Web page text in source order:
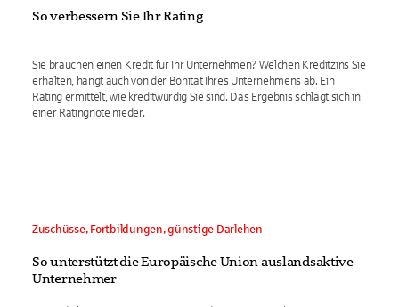
So verbessern Sie Ihr Rating
Sie brauchen einen Kredit für Ihr Unternehmen? Welchen Kreditzins Sie
erhalten, hängt auch von der Bonität Ihres Unternehmens ab. Ein
Rating ermittelt, wie kreditwürdig Sie sind. Das Ergebnis schlägt sich in
einer Ratingnote nieder.
Zuschüsse, Fortbildungen, günstige Darlehen
So unterstützt die Europäische Union auslandsaktive
Unternehmer